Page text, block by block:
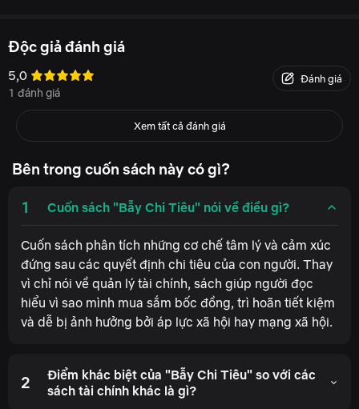
đó. Từ cảm giác hưng phấn khi săn sale, nỗi sợ bị bỏ lại phía
sau, áp lực phải “trông thành công”, cho đến thói quen trì
hoãn tiết kiệm và chi tiêu để bù đắp cảm xúc. Mọi hành vi
tưởng chừng rất bình thường đều được giải thích dưới góc
nhìn tâm lý học hành vi và thần kinh học.
Không nói về tài chính bằng những công thức khô khan,
cuốn sách dẫn người đọc đi qua những tình huống rất thật
của người trẻ hiện đại: thức đến khuya để canh flash sale,
mua hàng chỉ vì thấy ai cũng có, cảm thấy thiếu thốn sau vài
phút lướt mạng xã hội, hay luôn tự nhủ “tháng sau sẽ bắt đầu
tiết kiệm nghiêm túc”.
Đây không phải cuốn sách khiến bạn sợ tiêu tiền. Đây là cuốn
sách giúp bạn hiểu điều gì thật sự đang điều khiển ví tiền của
mình, để từ đó lấy lại quyền quyết định cho chính cuộc sống
của mình.
Hiểu vì sao chúng ta dễ tiêu tiền theo cảm xúc hơn mình
Độc giả đánh giá
5,0
1 đánh giá
Đánh giá
Xem tất cả đánh giá
Bên trong cuốn sách này có gì?
1
Cuốn sách "Bẫy Chi Tiêu" nói về điều gì?
Cuốn sách phân tích những cơ chế tâm lý và cảm xúc
đứng sau các quyết định chi tiêu của con người. Thay
vì chỉ nói về quản lý tài chính, sách giúp người đọc
hiểu vì sao mình mua sắm bốc đồng, trì hoãn tiết kiệm
và dễ bị ảnh hưởng bởi áp lực xã hội hay mạng xã hội.
2
Điểm khác biệt của "Bẫy Chi Tiêu" so với các
sách tài chính khác là gì?